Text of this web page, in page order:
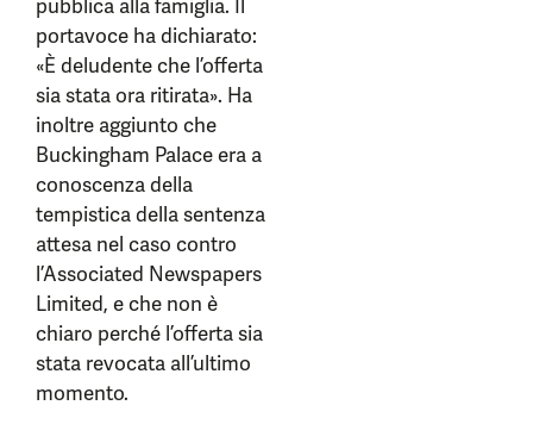
pubblica alla famiglia. Il
portavoce ha dichiarato:
«È deludente che l’offerta
sia stata ora ritirata». Ha
inoltre aggiunto che
Buckingham Palace era a
conoscenza della
tempistica della sentenza
attesa nel caso contro
l’Associated Newspapers
Limited, e che non è
chiaro perché l’offerta sia
stata revocata all’ultimo
momento.